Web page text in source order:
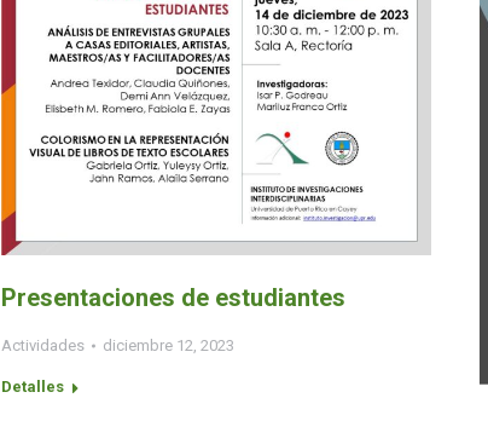
Presentaciones de estudiantes
Actividades diciembre 12, 2023
Detalles